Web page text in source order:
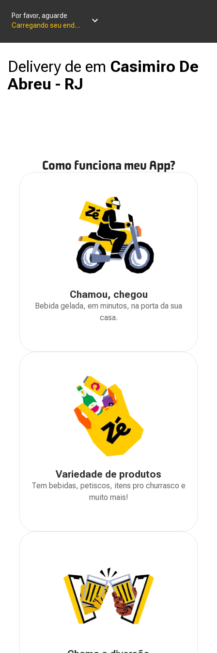
Por favor, aguarde
Carregando seu endereço
Delivery de em Casimiro De
Abreu - RJ
Como funciona meu App?
Chamou, chegou
Bebida gelada, em minutos, na porta da sua
casa.
Variedade de produtos
Tem bebidas, petiscos, itens pro churrasco e
muito mais!